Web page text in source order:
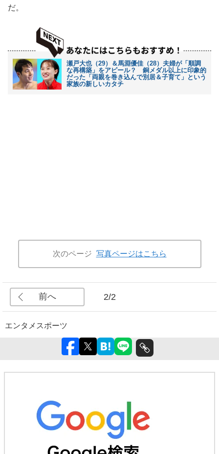
だ。
瀬戸大也（29）＆馬淵優佳（28）夫婦が「順調
な再構築」をアピール？ 銅メダル以上に印象的
だった「両親を巻き込んで別居＆子育て」という
家族の新しいカタチ
次のページ 写真ページはこちら
前へ 2/2
エンタメ スポーツ